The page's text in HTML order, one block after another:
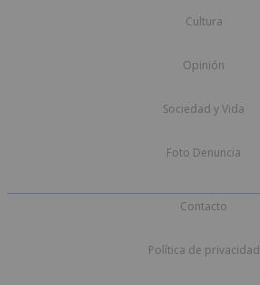
Cultura
Opinión
Sociedad y Vida
Foto Denuncia
Contacto
Política de privacidad